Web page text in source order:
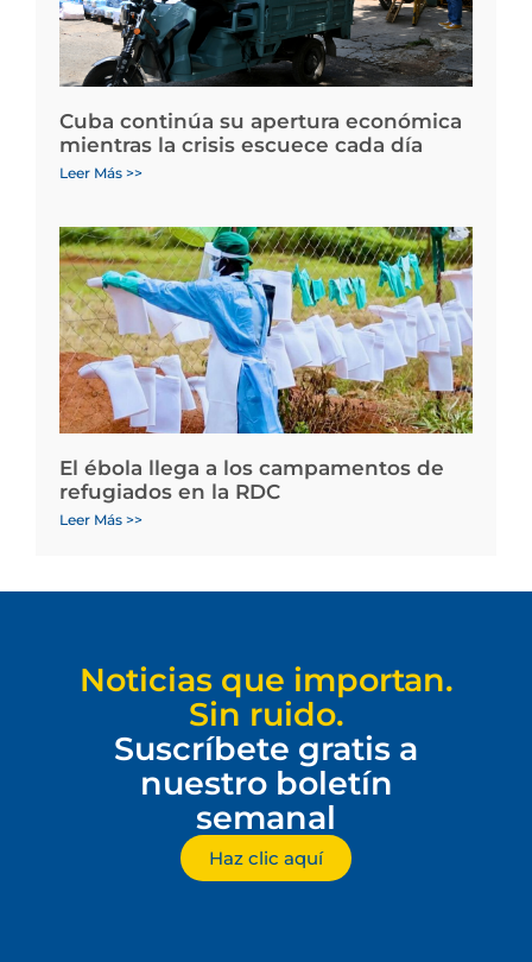
Cuba continúa su apertura económica
mientras la crisis escuece cada día
Leer Más >>
El ébola llega a los campamentos de
refugiados en la RDC
Leer Más >>
Noticias que importan.
Sin ruido.
Suscríbete gratis a
nuestro boletín
semanal
Haz clic aquí